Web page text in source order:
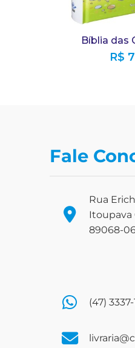
Bíblia das
R$
Fale
Rua
Itoupava
89068-
(47) 3337-